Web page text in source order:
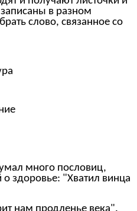
в разном
слово, связанное со
много пословиц,
здоровье: "Хватил винца